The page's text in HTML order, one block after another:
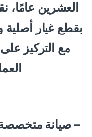
العشرين عامًا،
مع التركيز
– صيانة